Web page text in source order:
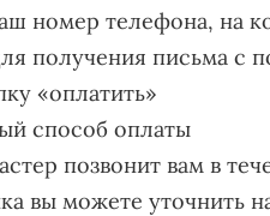
номер телефона, на
получения письма с
«оплатить»
способ оплаты
позвонит вам в
вы можете уточнить